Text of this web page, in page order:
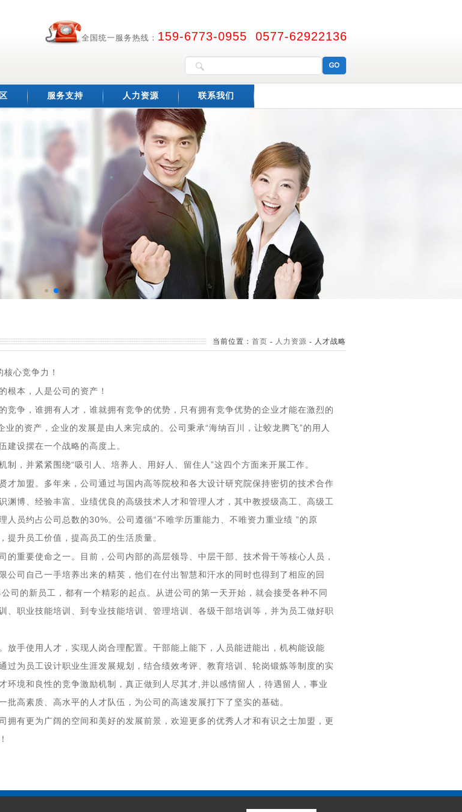
全国统一服务热线： 159-6773-0955 0577-62922136
服务支持 人力资源 联系我们
当前位置： 首页 - 人力资源 - 人才战略
心竞争力！
根本，人是公司的资产！
竞争，谁拥有人才，谁就拥有竞争的优势，只有拥有竞争优势的企业才能在激烈的
业的资产，企业的发展是由人来完成的。公司秉承“海纳百川，让蛟龙腾飞”的用人
建设摆在一个战略的高度上。
制，并紧紧围绕“吸引人、培养人、用好人、留住人 ”这四个方面来开展工作。
才加盟。多年来，公司通过与国内高等院校和各大设计研究院保持密切的技术合作
渊博、经验丰富、业绩优良的高级技术人才和管理人才，其中教授级高工、高级工
人员约占公司总数的30%。公司遵循“不唯学历重能力、不唯资力重业绩 ”的原
提升员工价值，提高员工的生活质量。
的重要使命之一。目前，公司内部的高层领导、中层干部、技术骨干等核心人员，
公司 自己一手培养出来的精英，他们在付出智慧和汗水的同时也得到了相应的回
公司的新员工，都有一个精彩的起点。从进公司的第一天开始，就会接受各种不同
、职业技能培训、到专业技能培训、管理培训、各级干部培训等，并为员工做好职
放手使用人才，实现人岗合理配置。干部能上能下，人员能进能出，机构能设能
过为员工设计职业生涯发展规划，结合绩效考评、教育培训、轮岗锻炼等制度的实
环境和良性的竞争激励机制，真正做到人尽其才 并以感情留人，待遇留人，事业
批高素质、高水平的人才队伍，为公司的高速发展打下了坚实的基础。
拥有更为广阔的空间和美好的发展前景，欢迎更多的优秀人才和有识之士加盟，更